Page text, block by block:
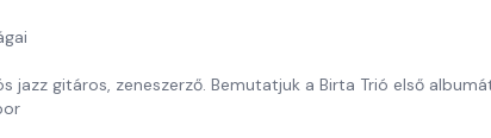
jazz gitáros, zeneszerző. Bemutatjuk a Birta Trió első